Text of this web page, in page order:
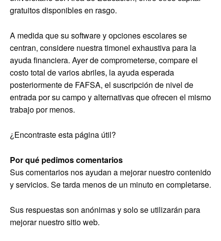
gratuitos disponibles en rasgo.
A medida que su software y opciones escolares se
centran, considere nuestra timonel exhaustiva para la
ayuda financiera. Ayer de comprometerse, compare el
costo total de varios abriles, la ayuda esperada
posteriormente de FAFSA, el suscripción de nivel de
entrada por su campo y alternativas que ofrecen el mismo
trabajo por menos.
¿Encontraste esta página útil?
Por qué pedimos comentarios
Sus comentarios nos ayudan a mejorar nuestro contenido
y servicios. Se tarda menos de un minuto en completarse.
Sus respuestas son anónimas y solo se utilizarán para
mejorar nuestro sitio web.